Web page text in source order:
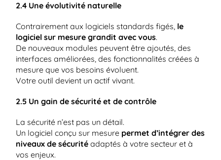
2.4 Une évolutivité naturelle
Contrairement aux logiciels standards figés, le
logiciel sur mesure grandit avec vous.
De nouveaux modules peuvent être ajoutés, des
interfaces améliorées, des fonctionnalités créées à
mesure que vos besoins évoluent.
Votre outil devient un actif vivant.
2.5 Un gain de sécurité et de contrôle
La sécurité n’est pas un détail.
Un logiciel conçu sur mesure permet d’intégrer des
niveaux de sécurité adaptés à votre secteur et à
vos enjeux.